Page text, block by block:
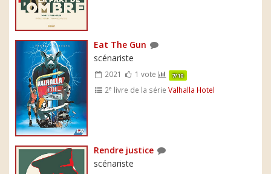
Eat The Gun
scénariste
2021 1 vote 7/10
2e livre de la sérieValhalla Hotel
Rendre justice
scénariste